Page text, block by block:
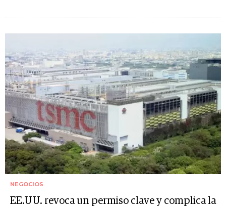
NEGOCIOS
EE.UU. revoca un permiso clave y complica la